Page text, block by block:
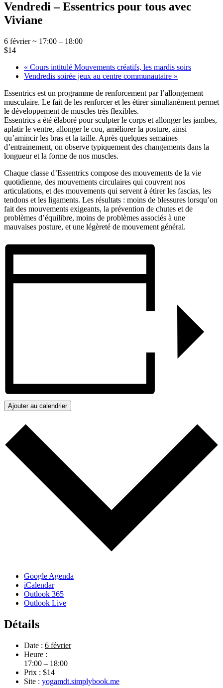
Vendredi – Essentrics pour tous avec
Viviane
6 février ~ 17:00 – 18:00
$14
« Cours intitulé Mouvements créatifs, les mardis soirs
Vendredis soirée jeux au centre communautaire »
Essentrics est un programme de renforcement par l’allongement
musculaire. Le fait de les renforcer et les étirer simultanément permet
le développement de muscles très flexibles.
Essentrics a été élaboré pour sculpter le corps et allonger les jambes,
aplatir le ventre, allonger le cou, améliorer la posture, ainsi
qu’amincir les bras et la taille. Après quelques semaines
d’entrainement, on observe typiquement des changements dans la
longueur et la forme de nos muscles.
Chaque classe d’Essentrics compose des mouvements de la vie
quotidienne, des mouvements circulaires qui couvrent nos
articulations, et des mouvements qui servent à étirer les fascias, les
tendons et les ligaments. Les résultats : moins de blessures lorsqu’on
fait des mouvements exigeants, la prévention de chutes et de
problèmes d’équilibre, moins de problèmes associés à une
mauvaises posture, et une légèreté de mouvement général.
Ajouter au calendrier
Google Agenda
iCalendar
Outlook 365
Outlook Live
Détails
Date : 6 février
Heure :
17:00 – 18:00
Prix : $14
Site : yogamdt.simplybook.me